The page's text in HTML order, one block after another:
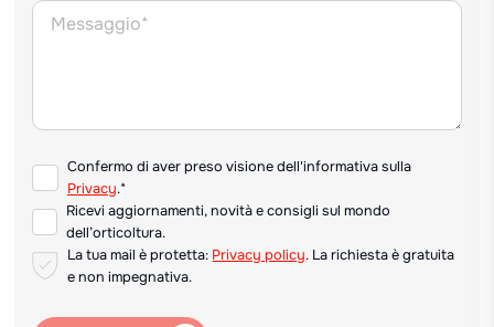
Confermo di aver preso visione dell'informativa sulla
Privacy.*
Ricevi aggiornamenti, novità e consigli sul mondo
dell’orticoltura.
La tua mail è protetta: Privacy policy. La richiesta è gratuita
e non impegnativa.